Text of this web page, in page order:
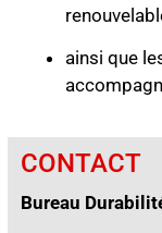
ainsi que
CONTACT
Bureau